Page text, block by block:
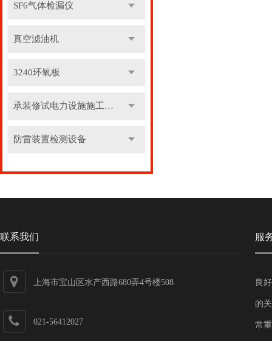
SF6气体检漏仪
真空滤油机
3240环氧板
承装修试电力设施施工机具
防雷装置检测设备
联系我们
上海市宝山区水产西路680弄4号楼508
021-56412027
服
良
的
常